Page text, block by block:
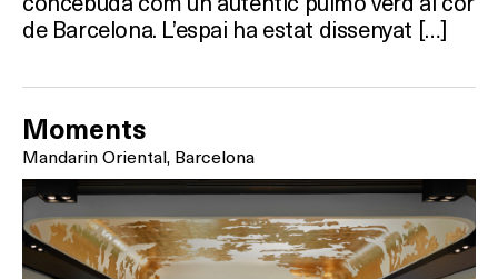
SPAS
RESTAURANTS
SALES
Activitats
de Barcelona. L’espai ha estat dissenyat […]
Moments
Mandarin Oriental, Barcelona